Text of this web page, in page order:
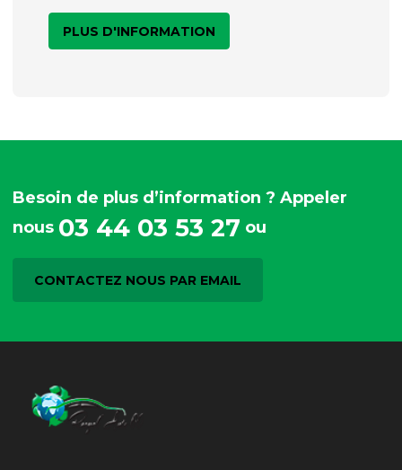
PLUS D'INFORMATION
Besoin de plus d’information ? Appeler
nous 03 44 03 53 27 ou
CONTACTEZ NOUS PAR EMAIL